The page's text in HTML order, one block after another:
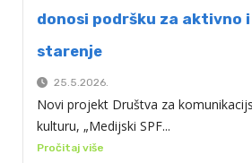
donosi podršku za aktivno
starenje
25.5.2026.
Novi projekt Društva za
kulturu, „Medijski SPF...
Pročitaj više